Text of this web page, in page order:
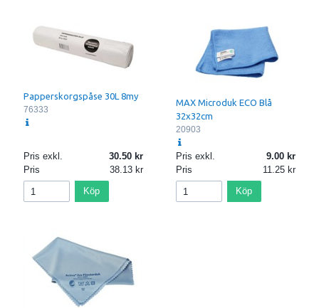
Papperskorgspåse 30L 8my
76333
Pris exkl.
30.50
Pris
38.13
Köp
MAX Microduk ECO Blå
32x32cm
20903
Pris exkl.
9.00
Pris
11.25
Köp